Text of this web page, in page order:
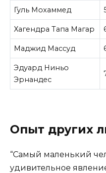
Гуль Мохаммед
Хагендра Тапа Магар
Маджид Массуд
Эдуард Ниньо
Эрнандес
Опыт других
“Самый маленький
удивительное